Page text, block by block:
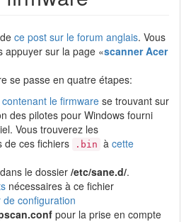
ce post sur le forum anglais. Vous
appuyer sur la page «scanner Acer
se passe en quatre étapes:
le firmware se trouvant sur
des pilotes pour Windows fourni
Vous trouverez les
de ces fichiers
.bin à cette
dans le dossier /etc/sane.d/.
nécessaires à ce fichier
configuration
pour la prise en compte